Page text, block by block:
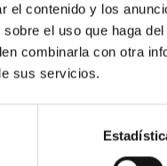
el contenido y los
el uso que haga
combinarla con otra
sus servicios.
a ciegas. Al buscar
la decisión es